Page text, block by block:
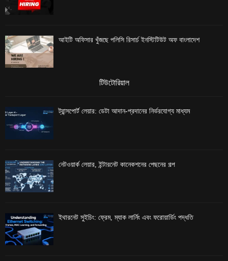
আইটি অফিসার খুঁজছে পলিসি রিসার্চ ইনস্টিটিউট অফ বাংলাদেশ
টিউটোরিয়াল
ট্রান্সপোর্ট লেয়ার: ডেটা আদান-প্রদানের নির্ভরযোগ্য মাধ্যম
নেটওয়ার্ক লেয়ার, ইন্টারনেট কানেকশনের পেছনের গল্প
ইথারনেট সুইচিং: ফ্রেম, ম্যাক লার্নিং এবং ফরোয়ার্ডিং পদ্ধতি